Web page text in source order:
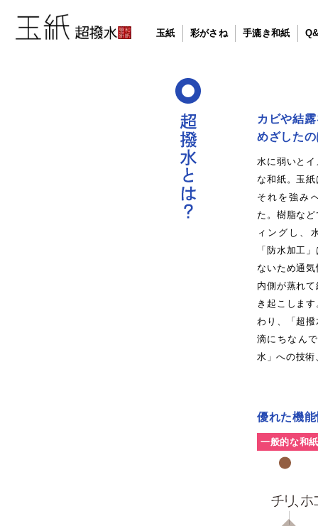
玉紙 彩がさね 手漉き和紙
カビや結
めざした
水に弱いと
な和紙。玉
それを強み
た。樹脂な
ィングし、
「防水加工
ないため通
内側が蒸れ
き起こしま
わり、「超
滴にちなん
水」への技術
優れた機
一般的な和